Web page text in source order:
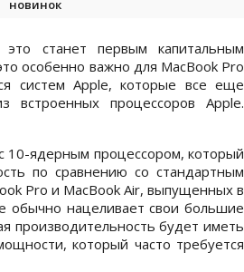
новинок
станет первым капитальным
особенно важно для MacBook Pro
систем Apple, которые все еще
встроенных процессоров Apple.
10-ядерным процессором, который
по сравнению со стандартным
Pro и MacBook Air, выпущенных в
обычно нацеливает свои большие
производительность будет иметь
который часто требуется